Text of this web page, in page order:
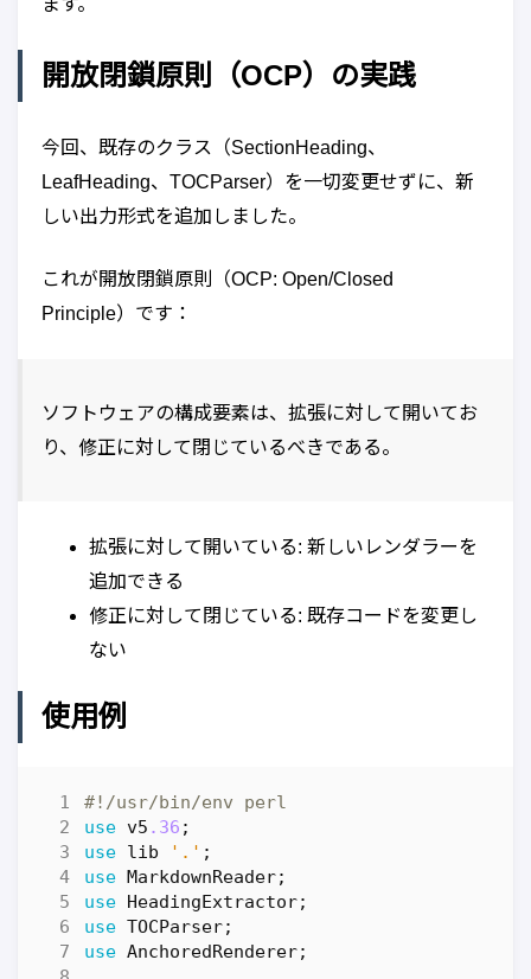
開放閉鎖原則（OCP）の実践
今回、既存のクラス（SectionHeading、
LeafHeading、TOCParser）を一切変更せずに、新
しい出力形式を追加しました。
これが開放閉鎖原則（OCP: Open/Closed
Principle）です：
ソフトウェアの構成要素は、拡張に対して開いてお
り、修正に対して閉じているべきである。
拡張に対して開いている: 新しいレンダラーを
追加できる
修正に対して閉じている: 既存コードを変更し
ない
使用例
#!/usr/bin/env perl
use v5 .36 ;
use lib '.' ;
use MarkdownReader;
use HeadingExtractor;
use TOCParser;
use AnchoredRenderer;